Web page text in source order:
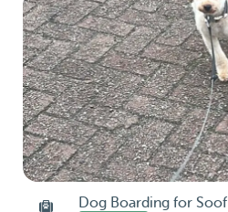
Dog Boarding for Soof